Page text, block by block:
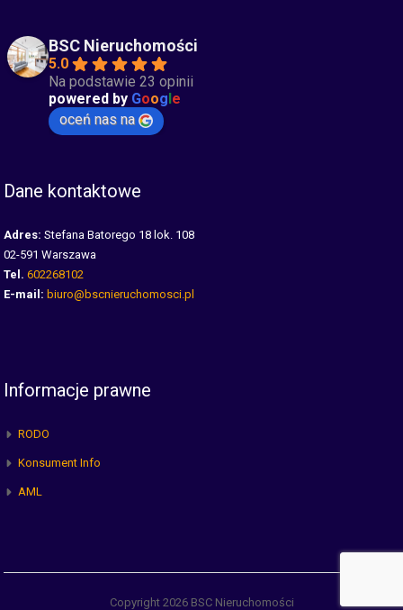
BSC Nieruchomości
5.0
Na podstawie 23 opinii
powered by Google
oceń nas na
Dane kontaktowe
Adres: Stefana Batorego 18 lok. 108
02-591 Warszawa
Tel. 602268102
E-mail: biuro@bscnieruchomosci.pl
Informacje prawne
RODO
Konsument Info
AML
Copyright 2026 BSC Nieruchomości